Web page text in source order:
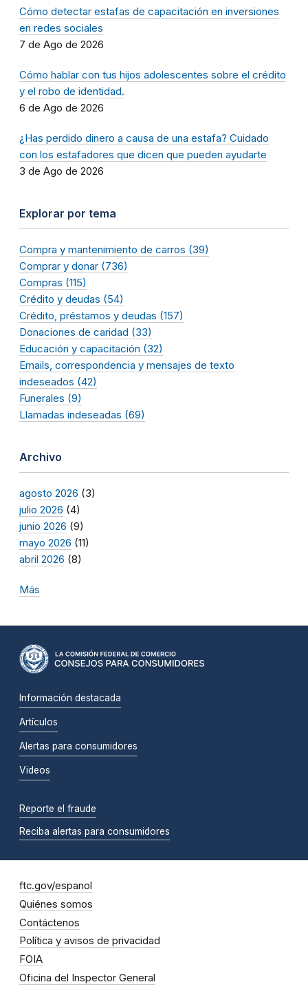
Cómo detectar estafas de capacitación en inversiones
en redes sociales
7 de Ago de 2026
Cómo hablar con tus hijos adolescentes sobre el crédito
y el robo de identidad.
6 de Ago de 2026
¿Has perdido dinero a causa de una estafa? Cuidado
con los estafadores que dicen que pueden ayudarte
3 de Ago de 2026
Explorar por tema
Compra y mantenimiento de carros (39)
Comprar y donar (736)
Compras (115)
Crédito y deudas (54)
Crédito, préstamos y deudas (157)
Donaciones de caridad (33)
Educación y capacitación (32)
Emails, correspondencia y mensajes de texto
indeseados (42)
Funerales (9)
Llamadas indeseadas (69)
Archivo
agosto 2026 (3)
julio 2026 (4)
junio 2026 (9)
mayo 2026 (11)
abril 2026 (8)
Más
Información destacada
Artículos
Alertas para consumidores
Videos
Reporte el fraude
Reciba alertas para consumidores
ftc.gov/espanol
Quiénes somos
Contáctenos
Política y avisos de privacidad
FOIA
Oficina del Inspector General